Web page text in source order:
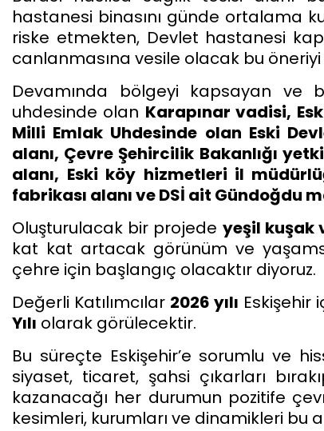
hastanesi binasını günde ortalama
riske etmekten, Devlet hastanesi
canlanmasına vesile olacak bu
Devamında bölgeyi kapsayan ve
uhdesinde olan Karapınar vadisi,
Milli Emlak Uhdesinde olan Eski
alanı, Çevre Şehircilik Bakanlığı
alanı, Eski köy hizmetleri il
fabrikası alanı ve DSİ ait Gündoğdu
Oluşturulacak bir projede yeşil kuşak
kat kat artacak görünüm ve
çehre için başlangıç olacaktır diyoruz.
Değerli Katılımcılar 2026 yılı Eskişehir
Yılı olarak görülecektir.
Bu süreçte Eskişehir’e sorumlu ve
siyaset, ticaret, şahsi çıkarları
kazanacağı her durumun pozitife
kesimleri, kurumları ve dinamikleri bu